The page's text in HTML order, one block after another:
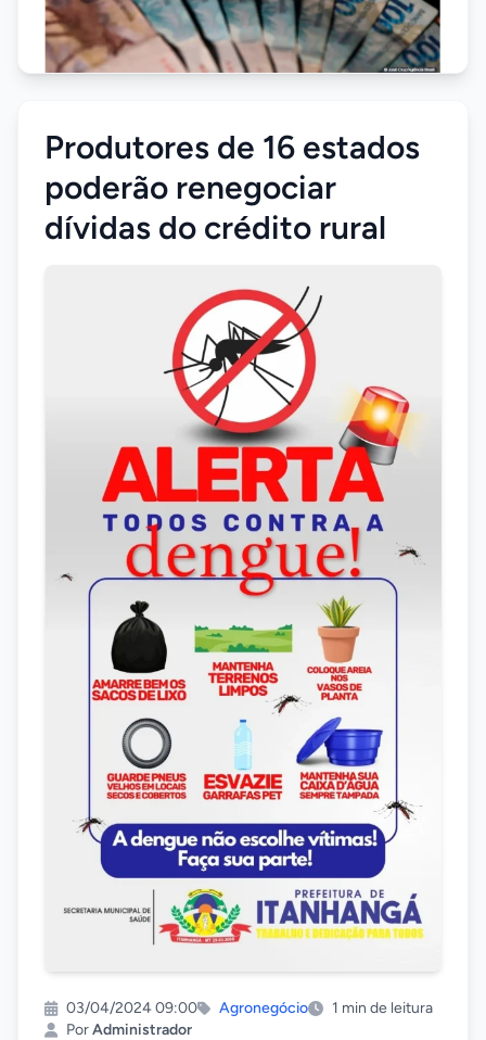
Produtores de 16 estados
poderão renegociar
dívidas do crédito rural
03/04/2024 09:00 Agronegócio
1 min de leitura
PorAdministrador